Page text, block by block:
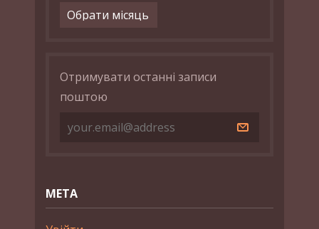
Архіви
Отримувати останні записи
поштою
МЕТА